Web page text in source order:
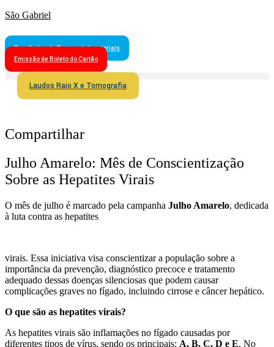
São Gabriel
Resultados de Exames Laboratoriais
Emissão de Boleto do Cartão
Laudos Raio X e Tomografia
Compartilhar
Julho Amarelo: Mês de Conscientização
Sobre as Hepatites Virais
O mês de julho é marcado pela campanha Julho Amarelo, dedicada
à luta contra as hepatites
virais. Essa iniciativa visa conscientizar a população sobre a
importância da prevenção, diagnóstico precoce e tratamento
adequado dessas doenças silenciosas que podem causar
complicações graves no fígado, incluindo cirrose e câncer hepático.
O que são as hepatites virais?
As hepatites virais são inflamações no fígado causadas por
diferentes tipos de vírus, sendo os principais: A, B, C, D e E. No